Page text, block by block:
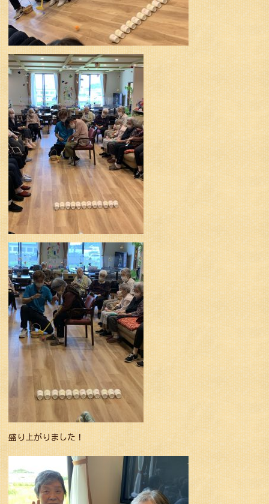
盛り上がりました！